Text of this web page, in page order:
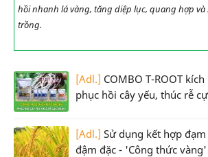
hồi nhanh lá vàng, tăng diệp lục, quang hợp và
trồng.
[Adl.] COMBO T-ROOT
phục hồi cây yếu, thúc rễ
[Adl.] Sử dụng kết hợp
đậm đặc - 'Công thức